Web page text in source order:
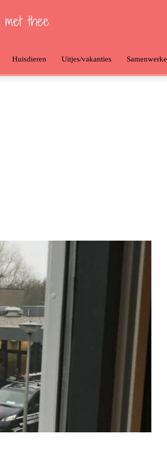
Huisdieren Uitjes/vakanties